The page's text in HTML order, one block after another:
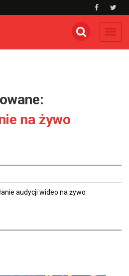
na żywo
audycji wideo na żywo